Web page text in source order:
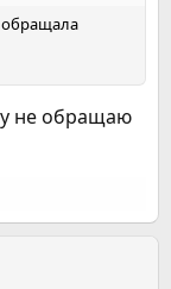
обращала
не обращаю